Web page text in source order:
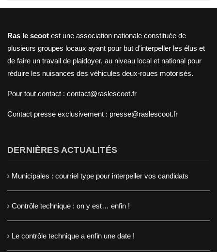
Ras le scoot est une association nationale constituée de
plusieurs groupes locaux ayant pour but d’interpeller les élus et
de faire un travail de plaidoyer, au niveau local et national pour
réduire les nuisances des véhicules deux-roues motorisés.
Pour tout contact : contact@raslescoot.fr
Contact presse exclusivement : presse@raslescoot.fr
DERNIÈRES ACTUALITÉS
Municipales : courriel type pour interpeller vos candidats
Contrôle technique : on y est… enfin !
Le contrôle technique a enfin une date !